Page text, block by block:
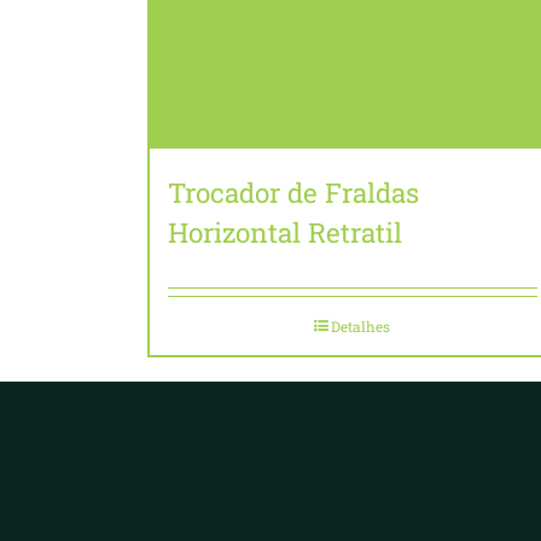
Trocador de Fraldas
Horizontal Retratil
Detalhes